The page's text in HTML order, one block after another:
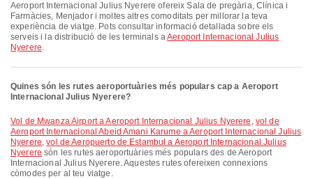
Aeroport Internacional Julius Nyerere ofereix Sala de pregària, Clínica i
Farmàcies, Menjador i moltes altres comoditats per millorar la teva
experiència de viatge. Pots consultar informació detallada sobre els
serveis i la distribució de les terminals aAeroport Internacional Julius
Nyerere.
Quines són les rutes aeroportuàries més populars cap a Aeroport
Internacional Julius Nyerere?
vol de Mwanza Airport a Aeroport Internacional Julius Nyerere , vol de
Aeroport Internacional Abeid Amani Karume a Aeroport Internacional Julius
Nyerere,vol de Aeropuerto de Estambul a Aeroport Internacional Julius
Nyerere són les rutes aeroportuàries més populars des de Aeroport
Internacional Julius Nyerere. Aquestes rutes ofereixen connexions
còmodes per al teu viatge.